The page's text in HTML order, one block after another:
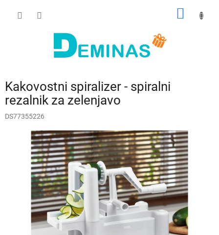
Kakovostni spiralizer - spiralni
rezalnik za zelenjavo
DS77355226